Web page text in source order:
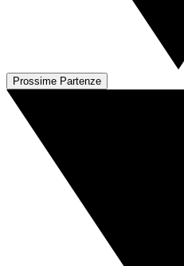
Prossime Partenze